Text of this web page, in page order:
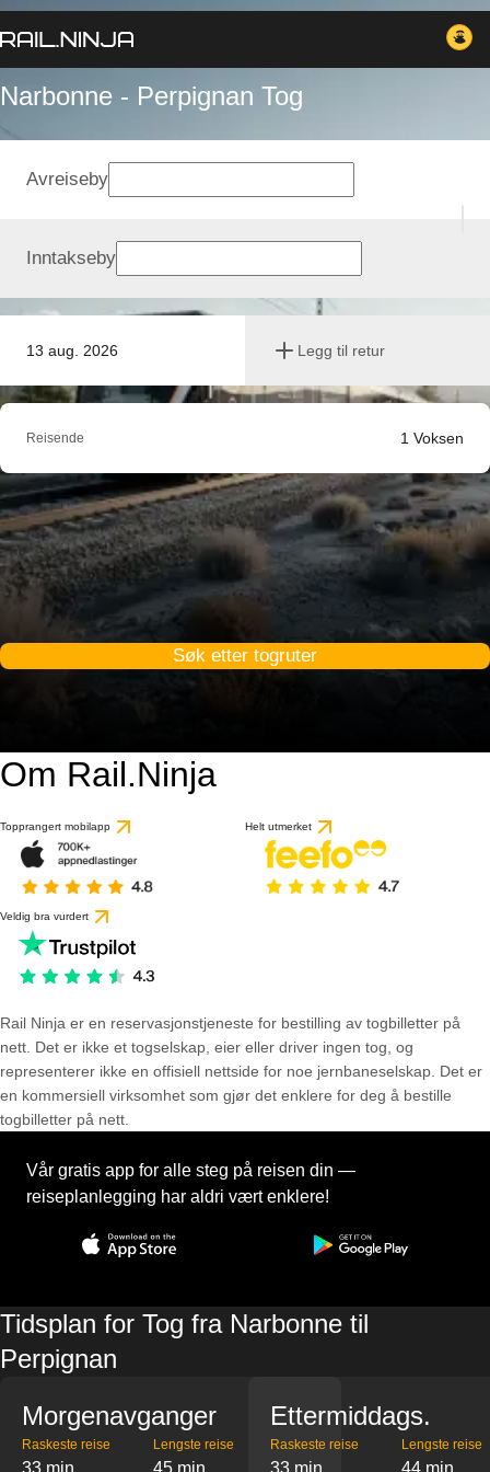
Narbonne - Perpignan Tog
13 aug. 2026 Legg til retur
Avreiseby
Inntakseby
Reisende 1 Voksen
Søk etter togruter
Om Rail.Ninja
Topprangert mobilapp Helt utmerket
Veldig bra vurdert
Rail Ninja er en reservasjons­tjeneste for bestilling av togbilletter på
nett. Det er ikke et togselskap, eier eller driver ingen tog, og
representerer ikke en offisiell nettside for noe jernbaneselskap. Det er
en kommersiell virksomhet som gjør det enklere for deg å bestille
togbilletter på nett.
Vår gratis app for alle steg på reisen din —
reiseplanlegging har aldri vært enklere!
Tidsplan for Tog fra Narbonne til
Perpignan
Morgenavganger
Raskeste reise
33 min
Lengste reise
45 min
Ettermiddags.
Raskeste reise
33 min
Lengste reise
44 min